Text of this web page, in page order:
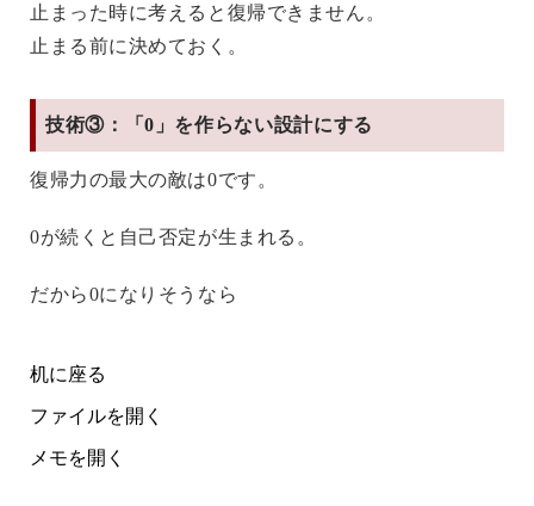
止まった時に考えると復帰できません。
止まる前に決めておく。
技術③：「0」を作らない設計にする
復帰力の最大の敵は0です。
0が続くと自己否定が生まれる。
だから0になりそうなら
机に座る
ファイルを開く
メモを開く